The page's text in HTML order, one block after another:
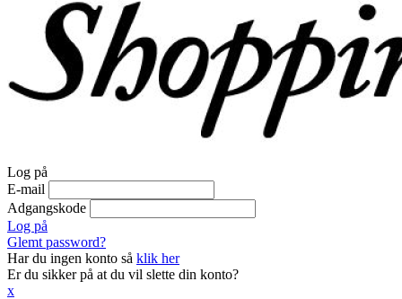
Log på
E-mail
Adgangskode
Log på
Glemt password?
Har du ingen konto så klik her
Er du sikker på at du vil slette din konto?
x